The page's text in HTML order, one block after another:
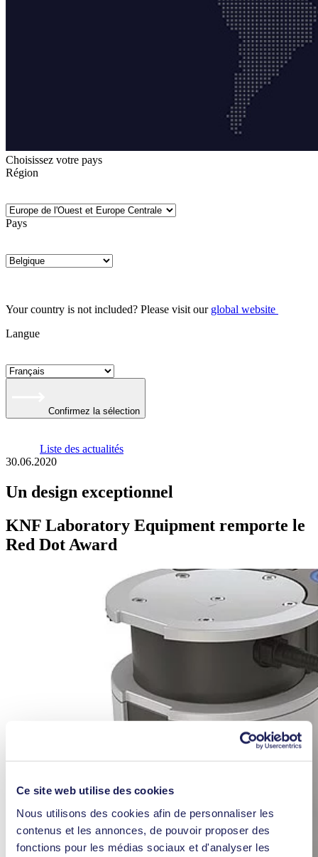
Ce site web utilise des cookies
Nous utilisons des cookies afin de personnaliser les
contenus et les annonces, de pouvoir proposer des
fonctions pour les médias sociaux et d'analyser les
Choisissez votre pays
Région
Pays
Your country is not included? Please visit our global website
Langue
Confirmez la sélection
Liste des actualités
30.06.2020
Un design exceptionnel
KNF Laboratory Equipment remporte le
Red Dot Award